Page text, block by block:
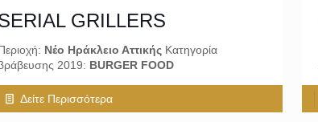
GRILLERS
Νέο Ηράκλειο ΑττικήςΚατηγορία
2019: BURGER FOOD
Δείτε Περισσότερα